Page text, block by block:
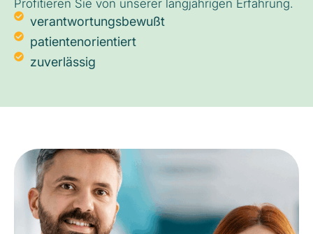
verantwortungsbewußt
patientenorientiert
zuverlässig